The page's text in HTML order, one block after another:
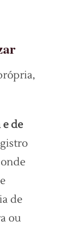
de
de
ou